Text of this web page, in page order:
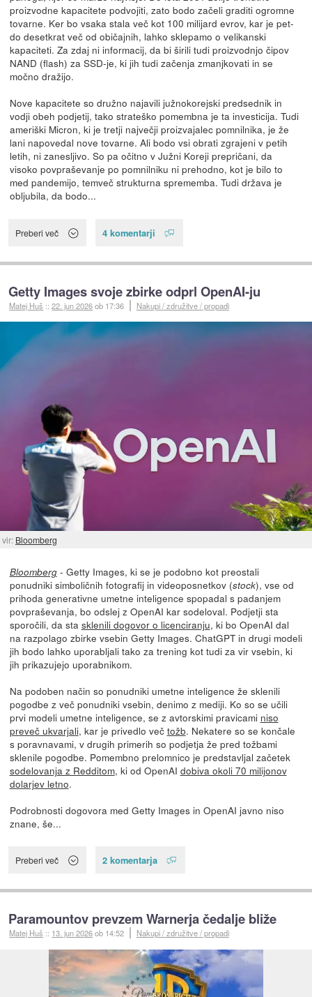
proizvodne kapacitete podvojiti, zato bodo začeli graditi ogromne
tovarne. Ker bo vsaka stala več kot 100 milijard evrov, kar je pet-
do desetkrat več od običajnih, lahko sklepamo o velikanski
kapaciteti. Za zdaj ni informacij, da bi širili tudi proizvodnjo čipov
NAND (flash) za SSD-je, ki jih tudi začenja zmanjkovati in se
močno dražijo.
Nove kapacitete so družno najavili južnokorejski predsednik in
vodji obeh podjetij, tako strateško pomembna je ta investicija. Tudi
ameriški Micron, ki je tretji največji proizvajalec pomnilnika, je že
lani napovedal nove tovarne. Ali bodo vsi obrati zgrajeni v petih
letih, ni zanesljivo. So pa očitno v Južni Koreji prepričani, da
visoko povpraševanje po pomnilniku ni prehodno, kot je bilo to
med pandemijo, temveč strukturna sprememba. Tudi država je
obljubila, da bodo...
Preberi več 4 komentarji
Getty Images svoje zbirke odprl OpenAI-ju
Matej Huš ::22. jun 2026ob 17:36 Nakupi / združitve / propadi
vir: Bloomberg
Bloomberg- Getty Images, ki se je podobno kot preostali
ponudniki simboličnih fotografij in videoposnetkov (stock), vse od
prihoda generativne umetne inteligence spopadal s padanjem
povpraševanja, bo odslej z OpenAI kar sodeloval. Podjetji sta
sporočili, da sta sklenili dogovor o licenciranju, ki bo OpenAI dal
na razpolago zbirke vsebin Getty Images. ChatGPT in drugi modeli
jih bodo lahko uporabljali tako za trening kot tudi za vir vsebin, ki
jih prikazujejo uporabnikom.
Na podoben način so ponudniki umetne inteligence že sklenili
pogodbe z več ponudniki vsebin, denimo z mediji. Ko so se učili
prvi modeli umetne inteligence, se z avtorskimi pravicami niso
preveč ukvarjali, kar je privedlo več tožb. Nekatere so se končale
s poravnavami, v drugih primerih so podjetja že pred tožbami
sklenile pogodbe. Pomembno prelomnico je predstavljal začetek
sodelovanja z Redditom, ki od OpenAI dobiva okoli 70 milijonov
dolarjev letno.
Podrobnosti dogovora med Getty Images in OpenAI javno niso
znane, še...
Preberi več 2 komentarja
Paramountov prevzem Warnerja čedalje bliže
Matej Huš :: 13. jun 2026ob 14:52 Nakupi / združitve / propadi